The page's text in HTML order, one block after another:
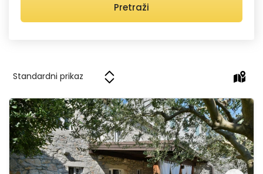
Pretraži
Casa Bura
Pregledajte cijelu